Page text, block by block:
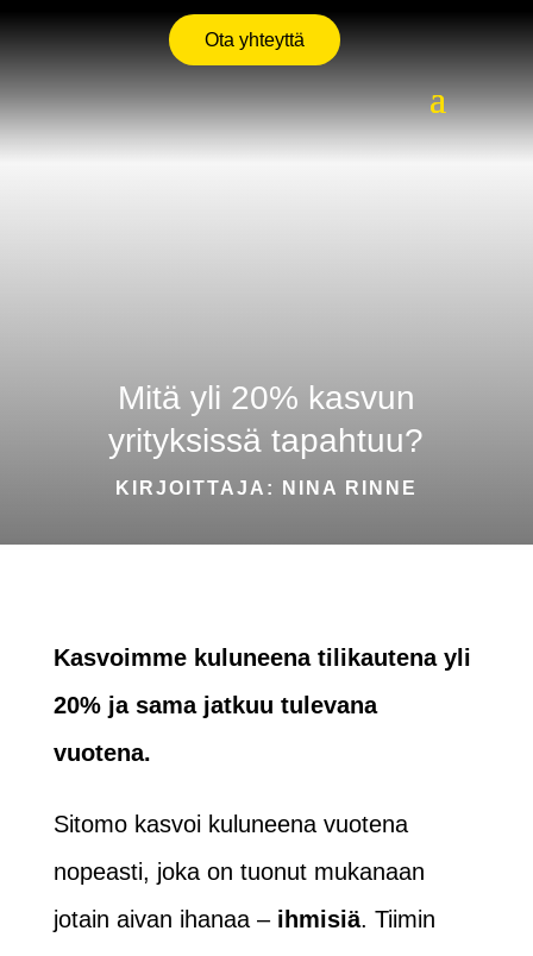
Ota yhteyttä
Mitä yli 20% kasvun
yrityksissä tapahtuu?
KIRJOITTAJA: NINA RINNE
Kasvoimme kuluneena tilikautena yli
20% ja sama jatkuu tulevana
vuotena.
Sitomo kasvoi kuluneena vuotena
nopeasti, joka on tuonut mukanaan
jotain aivan ihanaa – ihmisiä. Tiimin